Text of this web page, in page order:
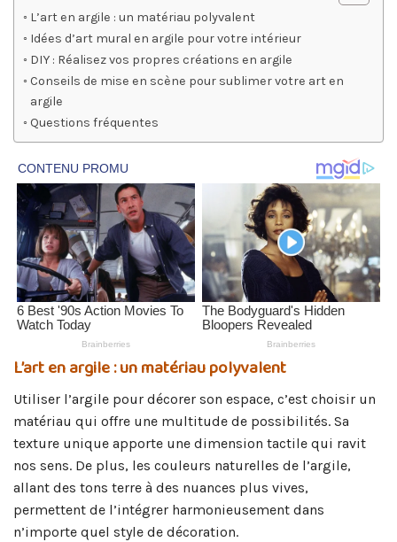
L’art en argile : un matériau polyvalent
Idées d’art mural en argile pour votre intérieur
DIY : Réalisez vos propres créations en argile
Conseils de mise en scène pour sublimer votre art en
argile
Questions fréquentes
L’art en argile : un matériau polyvalent
Utiliser l’argile pour décorer son espace, c’est choisir un
matériau qui offre une multitude de possibilités. Sa
texture unique apporte une dimension tactile qui ravit
nos sens. De plus, les couleurs naturelles de l’argile,
allant des tons terre à des nuances plus vives,
permettent de l’intégrer harmonieusement dans
n’importe quel style de décoration.